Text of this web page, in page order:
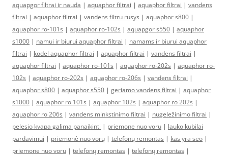
aquapgor filtrai ir nauda | aquaphor filtrai | aquaphor filtrai | vandens
filtrai | aquaphor filtrai | vandens filtru rusys | aquaphor s800 |
aquaphor ro-101s | aquaphor ro-102s | aquapgor s550 | aquaphor
s1000 | namui ir biurui aquaphor filtrai | namams ir biurui aquaphor
filtrai | kodel aquaphor filtrai | aquaphor filtrai | vandens filtrai |
aquaphor filtrai | aquaphor ro-101s | aquaphor ro-202s | aquaphor ro-
102s | aquaphor ro-202s | aquaphor ro-206s | vandens filtrai |
aquaphor s800 | aquaphor s550 | geriamo vandens filtrai | aquaphor
s1000 | aquaphor ro 101s | aquaphor 102s | aquaphor ro 202s |
aquaphor ro 206s | vandens minkstinimo filtrai | nugeležinimo filtrai |
pelesio kvapa galima panaikinti | priemone nuo voru | lauko kubilai
pardavimui | priemonė nuo vorų | telefonų remontas | kas yra seo |
priemone nuo voru | telefonų remontas | telefonų remontas |